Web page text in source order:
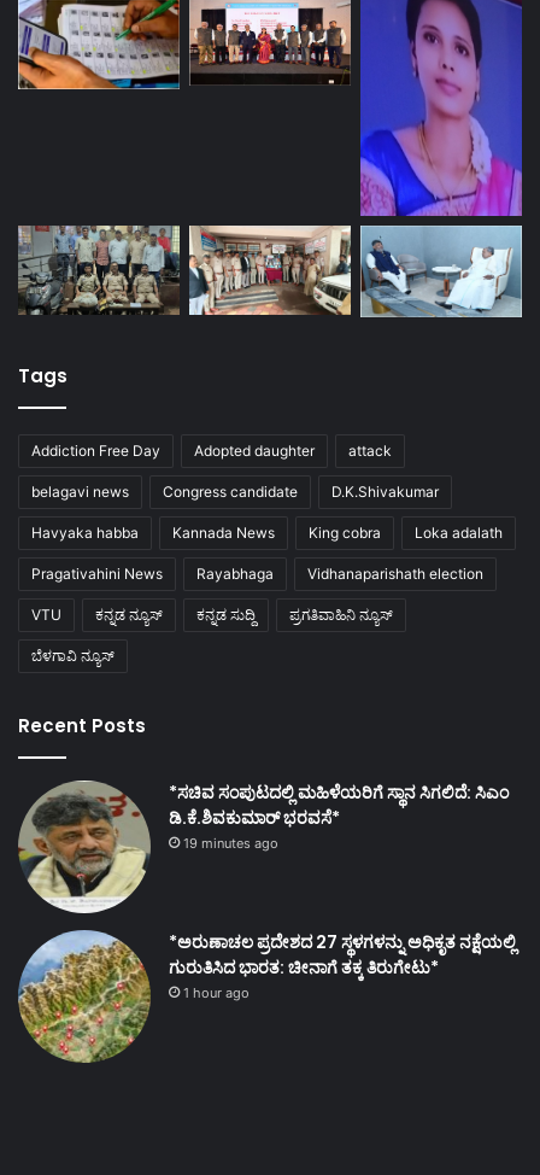
Tags
Addiction Free Day Adopted daughter attack
belagavi news Congress candidate D.K.Shivakumar
Havyaka habba Kannada News King cobra Loka adalath
Pragativahini News Rayabhaga Vidhanaparishath election
VTU ಕನ್ನಡ ನ್ಯೂಸ್ ಕನ್ನಡ ಸುದ್ದಿ ಪ್ರಗತಿವಾಹಿನಿ ನ್ಯೂಸ್
ಬೆಳಗಾವಿ ನ್ಯೂಸ್
Recent Posts
*ಸಚಿವ ಸಂಪುಟದಲ್ಲಿ ಮಹಿಳೆಯರಿಗೆ ಸ್ಥಾನ ಸಿಗಲಿದೆ: ಸಿಎಂ
ಡಿ.ಕೆ.ಶಿವಕುಮಾರ್ ಭರವಸೆ*
19 minutes ago
*ಅರುಣಾಚಲ ಪ್ರದೇಶದ 27 ಸ್ಥಳಗಳನ್ನು ಅಧಿಕೃತ ನಕ್ಷೆಯಲ್ಲಿ
ಗುರುತಿಸಿದ ಭಾರತ: ಚೀನಾಗೆ ತಕ್ಕ ತಿರುಗೇಟು*
1 hour ago